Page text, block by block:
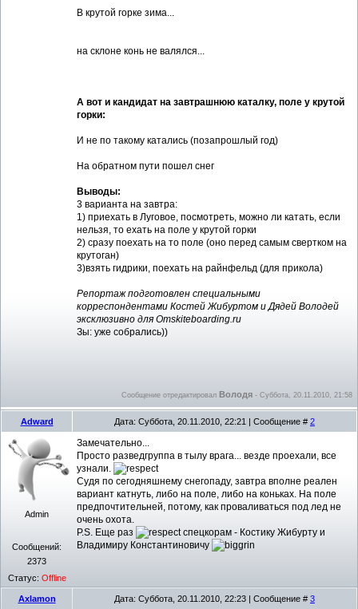
В крутой горке зима...
на склоне конь не валялся...
А вот и кандидат на завтрашнюю каталку, поле у крутой
горки:
И не по такому катались (позапрошлый год)
На обратном пути пошел снег
Выводы:
3 варианта на завтра:
1) приехать в Луговое, посмотреть, можно ли катать, если
нельзя, то ехать на поле у крутой горки
2) сразу поехать на то поле (оно перед самым свертком на
крутоган)
3)взять гидрики, поехать на райнфельд (для прикола)
Репортаж подготовлен специальными
корреспондентами Костей Жибуртом и Дядей Володей
эксклюзивно для Omskiteboarding.ru
Зы: уже собрались))
Сообщение отредактировал Володя - Суббота, 20.11.2010, 21:58
Adward Дата: Суббота, 20.11.2010, 22:21 | Сообщение # 2
Admin
Сообщений:
2373
Статус: Offline
Замечательно...
Просто разведгруппа в тылу врага... везде проехали, все
узнали.
Судя по сегодняшнему снегопаду, завтра вполне реален
вариант катнуть, либо на поле, либо на коньках. На поле
предпочтительней, потому, как проваливаться под лед не
очень охота.
P.S. Еще раз
спецкорам - Костику Жибурту и
Владимиру Константиновичу
Axlamon Дата: Суббота, 20.11.2010, 22:23 | Сообщение # 3